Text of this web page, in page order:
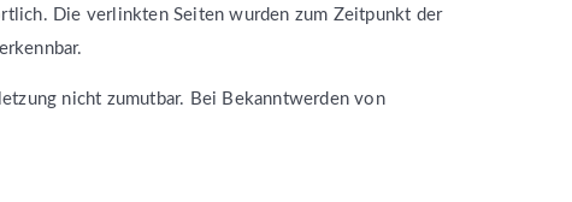
Die verlinkten Seiten wurden zum Zeitpunkt der
nicht zumutbar. Bei Bekanntwerden von